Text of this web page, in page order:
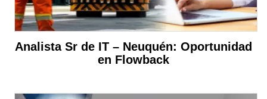
Analista Sr de IT – Neuquén: Oportunidad
en Flowback